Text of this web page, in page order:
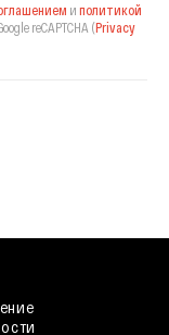
и политикой
reCAPTCHA (Privacy